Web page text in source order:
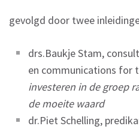
gevolgd door twee
drs.Baukje Stam,
en communications for
investeren in de groep
de moeite waard
dr.Piet Schelling,